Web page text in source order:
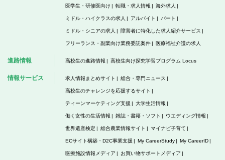
医学生・研修医向け 転職・求人情報 海外求人
ミドル・ハイクラスの求人 アルバイト パート
ミドル・シニアの求人 障害者に特化した求人紹介サービス
フリーランス・副業向け業務委託案件 医療福祉介護の求人
進路情報 高校生の進路情報 高校生向け探究学習プログラム Locus
情報サービス 求人情報まとめサイト 総合・専門ニュース
高校生のチャレンジを応援するサイト
ティーンマーケティング支援 大学生活情報
働く女性の生活情報 雑誌・書籍・ソフト ウエディング情報
世界遺産検定 総合農業情報サイト マイナビ子育て
ECサイト構築・D2C事業支援 My CareerStudy My CareerID
医療施設情報メディア お買い物サポートメディア